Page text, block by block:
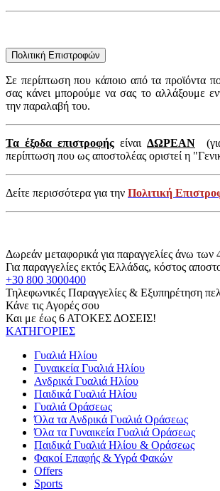
Πολιτική Επιστροφών
Σε περίπτωση που κάποιο από τα προϊόντα
σας κάνει μπορούμε να σας το αλλάξουμε
την παραλαβή του.
Τα έξοδα επιστροφής είναι ΔΩΡΕΑΝ
περίπτωση που ως αποστολέας οριστεί η
Δείτε περισσότερα για την Πολιτική
Δωρεάν μεταφορικά για παραγγελίες άνω των
Για παραγγελίες εκτός Ελλάδας, κόστος
+30 800 3000400
Τηλεφωνικές Παραγγελίες & Εξυπηρέτηση
Κάνε τις Αγορές σου
Και με έως 6 ΑΤΟΚΕΣ ΔΟΣΕΙΣ!
ΚΑΤΗΓΟΡΙΕΣ
Γυαλιά Ηλίου
Γυναικεία Γυαλιά Ηλίου
Ανδρικά Γυαλιά Ηλίου
Παιδικά Γυαλιά Ηλίου
Γυαλιά Οράσεως
Όλα τα Ανδρικά Γυαλιά Οράσεως
Όλα τα Γυναικεία Γυαλιά Οράσεως
Παιδικά Γυαλιά Ηλίου & Οράσεως
Φακοί Επαφής & Υγρά Φακών
Offers
Sports